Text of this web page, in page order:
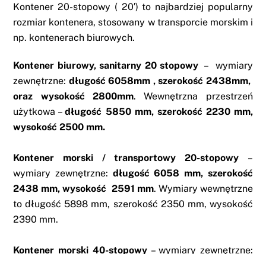
Kontener 20-stopowy ( 20′) to najbardziej popularny
rozmiar kontenera, stosowany w transporcie morskim i
np. kontenerach biurowych.
Kontener biurowy, sanitarny 20 stopowy – wymiary
zewnętrzne: długość 6058mm , szerokość 2438mm,
oraz wysokość 2800mm. Wewnętrzna przestrzeń
użytkowa –długość 5850 mm, szerokość 2230 mm,
wysokość 2500 mm.
Kontener morski / transportowy 20-stopowy–
wymiary zewnętrzne: długość 6058 mm, szerokość
2438 mm, wysokość 2591 mm. Wymiary wewnętrzne
to długość 5898 mm, szerokość 2350 mm, wysokość
2390 mm.
Kontener morski 40-stopowy– wymiary zewnętrzne: